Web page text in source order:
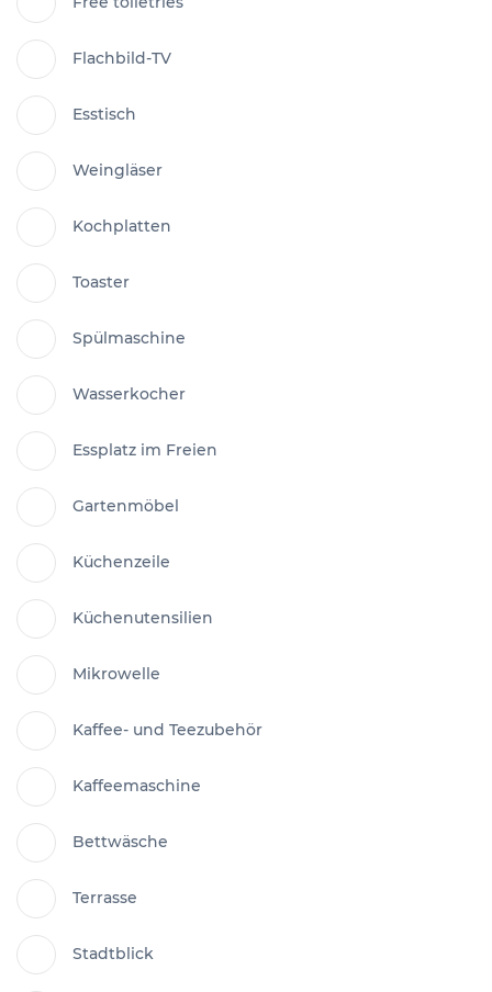
Flachbild-TV
Esstisch
Weingläser
Kochplatten
Toaster
Spülmaschine
Wasserkocher
Essplatz im Freien
Gartenmöbel
Küchenzeile
Küchenutensilien
Mikrowelle
Kaffee- und Teezubehör
Kaffeemaschine
Bettwäsche
Terrasse
Stadtblick